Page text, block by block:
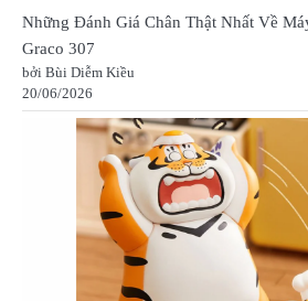
Những Đánh Giá Chân Thật Nhất Về
Graco 307
bởi Bùi Diễm Kiều
20/06/2026